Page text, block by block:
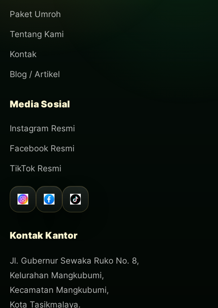
Paket Umroh
Tentang Kami
Kontak
Blog / Artikel
Media Sosial
Instagram Resmi
Facebook Resmi
TikTok Resmi
Kontak Kantor
Jl. Gubernur Sewaka Ruko No. 8,
Kelurahan Mangkubumi,
Kecamatan Mangkubumi,
Kota Tasikmalaya.